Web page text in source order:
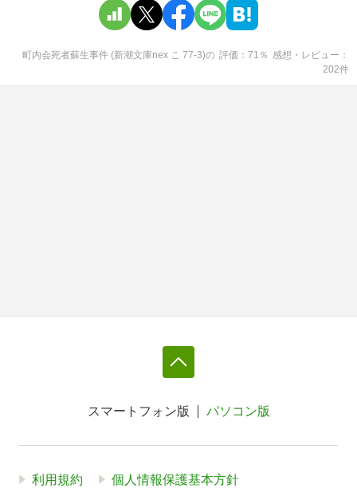
町内会死者蘇生事件 (新潮文庫nex こ 77-3)の 評価 71 ％ 感想・レビュー
202件
スマートフォン版 パソコン版
利用規約 個人情報保護基本方針